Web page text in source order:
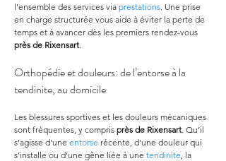
l’ensemble des services via prestations. Une prise
en charge structurée vous aide à éviter la perte de
temps et à avancer dès les premiers rendez-vous
près de Rixensart.
Orthopédie et douleurs: de l’entorse à la
tendinite, au domicile
Les blessures sportives et les douleurs mécaniques
sont fréquentes, y compris près de Rixensart. Qu’il
s’agisse d’une entorse récente, d’une douleur qui
s’installe ou d’une gêne liée à une tendinite, la